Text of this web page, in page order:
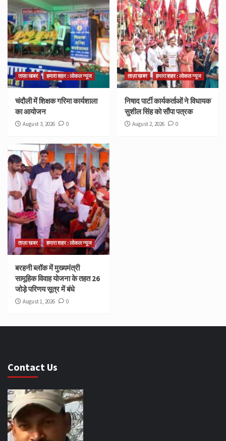
ताज़ा खबर हमारा शहर : लोकल न्यूज
चंदौली में शिक्षक गरिमा कार्यशाला
का आयोजन
August 3, 2026 0
ताज़ा खबर हमारा शहर : लोकल न्यूज
निषाद पार्टी कार्यकर्ताओं ने विधायक
सुशील सिंह को सौंपा पत्रक
August 2, 2026 0
ताज़ा खबर हमारा शहर : लोकल न्यूज
बरहनी ब्लॉक में मुख्यमंत्री
सामूहिक विवाह योजना के तहत 26
जोड़े परिणय सूत्र में बंधे
August 1, 2026 0
Contact Us